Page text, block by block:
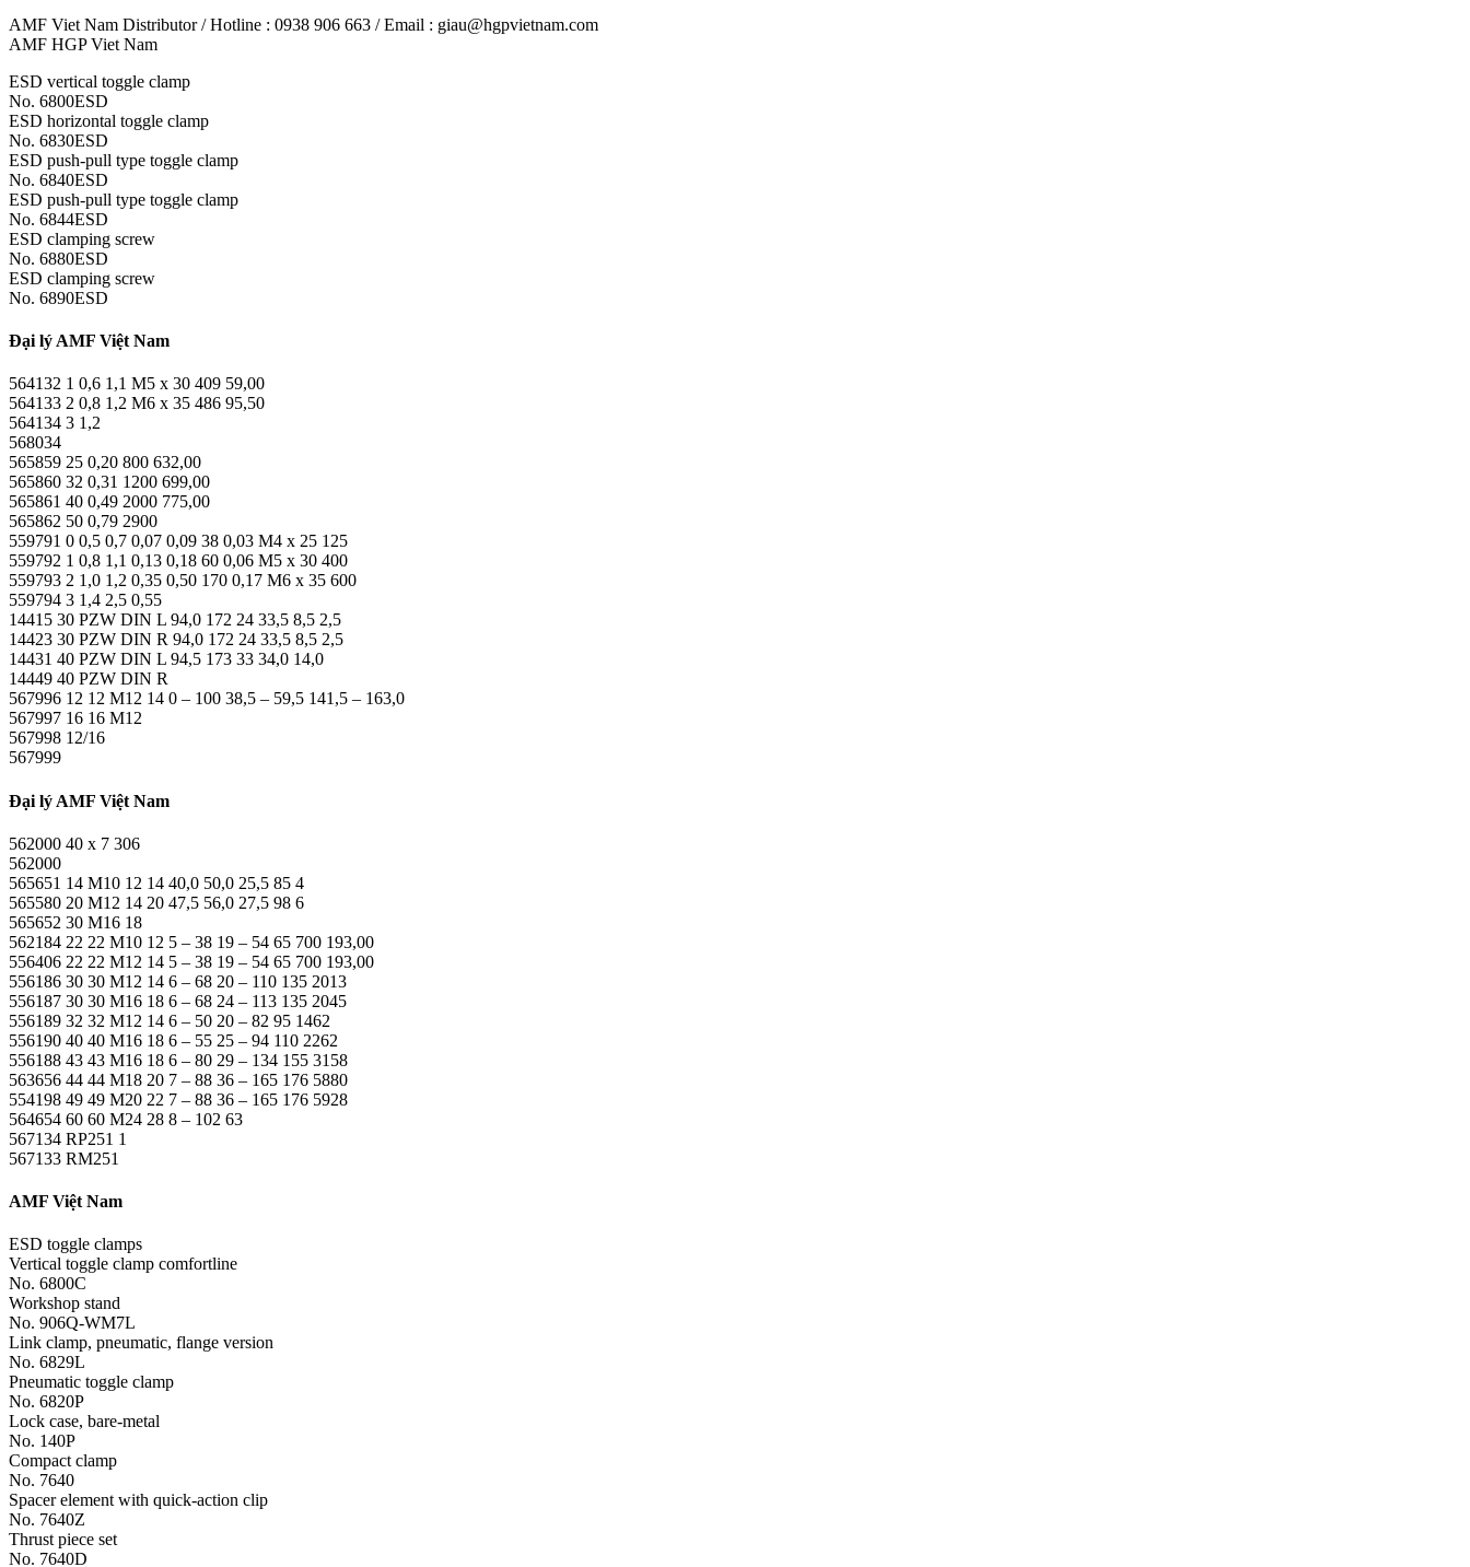
AMF Viet Nam Distributor / Hotline : 0938 906 663 / Email : giau@hgpvietnam.com
AMF HGP Viet Nam
ESD vertical toggle clamp
No. 6800ESD
ESD horizontal toggle clamp
No. 6830ESD
ESD push-pull type toggle clamp
No. 6840ESD
ESD push-pull type toggle clamp
No. 6844ESD
ESD clamping screw
No. 6880ESD
ESD clamping screw
No. 6890ESD
Đại lý AMF Việt Nam
564132 1 0,6 1,1 M5 x 30 409 59,00
564133 2 0,8 1,2 M6 x 35 486 95,50
564134 3 1,2
568034
565859 25 0,20 800 632,00
565860 32 0,31 1200 699,00
565861 40 0,49 2000 775,00
565862 50 0,79 2900
559791 0 0,5 0,7 0,07 0,09 38 0,03 M4 x 25 125
559792 1 0,8 1,1 0,13 0,18 60 0,06 M5 x 30 400
559793 2 1,0 1,2 0,35 0,50 170 0,17 M6 x 35 600
559794 3 1,4 2,5 0,55
14415 30 PZW DIN L 94,0 172 24 33,5 8,5 2,5
14423 30 PZW DIN R 94,0 172 24 33,5 8,5 2,5
14431 40 PZW DIN L 94,5 173 33 34,0 14,0
14449 40 PZW DIN R
567996 12 12 M12 14 0 – 100 38,5 – 59,5 141,5 – 163,0
567997 16 16 M12
567998 12/16
567999
Đại lý AMF Việt Nam
562000 40 x 7 306
562000
565651 14 M10 12 14 40,0 50,0 25,5 85 4
565580 20 M12 14 20 47,5 56,0 27,5 98 6
565652 30 M16 18
562184 22 22 M10 12 5 – 38 19 – 54 65 700 193,00
556406 22 22 M12 14 5 – 38 19 – 54 65 700 193,00
556186 30 30 M12 14 6 – 68 20 – 110 135 2013
556187 30 30 M16 18 6 – 68 24 – 113 135 2045
556189 32 32 M12 14 6 – 50 20 – 82 95 1462
556190 40 40 M16 18 6 – 55 25 – 94 110 2262
556188 43 43 M16 18 6 – 80 29 – 134 155 3158
563656 44 44 M18 20 7 – 88 36 – 165 176 5880
554198 49 49 M20 22 7 – 88 36 – 165 176 5928
564654 60 60 M24 28 8 – 102 63
567134 RP251 1
567133 RM251
AMF Việt Nam
ESD toggle clamps
Vertical toggle clamp comfortline
No. 6800C
Workshop stand
No. 906Q-WM7L
Link clamp, pneumatic, flange version
No. 6829L
Pneumatic toggle clamp
No. 6820P
Lock case, bare-metal
No. 140P
Compact clamp
No. 7640
Spacer element with quick-action clip
No. 7640Z
Thrust piece set
No. 7640D